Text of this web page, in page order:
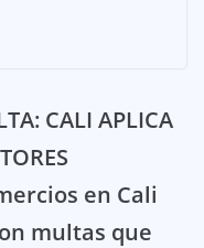
CALI APLICA
en Cali
multas que